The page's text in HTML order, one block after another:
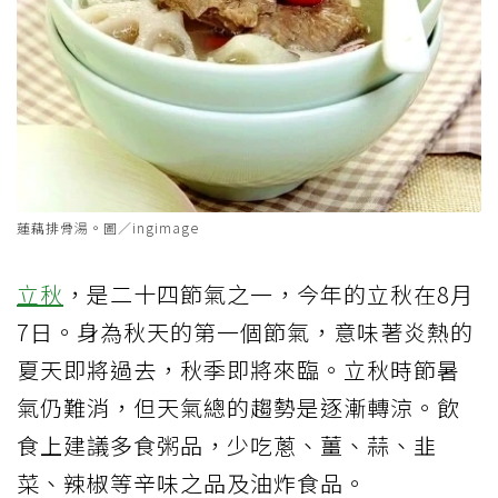
蓮藕排骨湯。圖／ingimage
立秋 ，是二十四節氣之一，今年的立秋在8月
7日。身為秋天的第一個節氣，意味著炎熱的
夏天即將過去，秋季即將來臨。立秋時節暑
氣仍難消，但天氣總的趨勢是逐漸轉涼。飲
食上建議多食粥品，少吃蔥、薑、蒜、韭
菜、辣椒等辛味之品及油炸食品。